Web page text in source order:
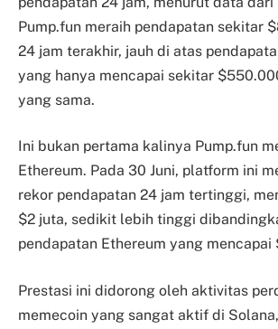
Pump.fun meraih pendapatan sekitar
24 jam terakhir, jauh di atas
yang hanya mencapai sekitar
yang sama.
Ini bukan pertama kalinya Pump.fun
Ethereum. Pada 30 Juni, platform ini
rekor pendapatan 24 jam tertinggi,
$2 juta, sedikit lebih tinggi
pendapatan Ethereum yang mencapai
Prestasi ini didorong oleh aktivitas
memecoin yang sangat aktif di